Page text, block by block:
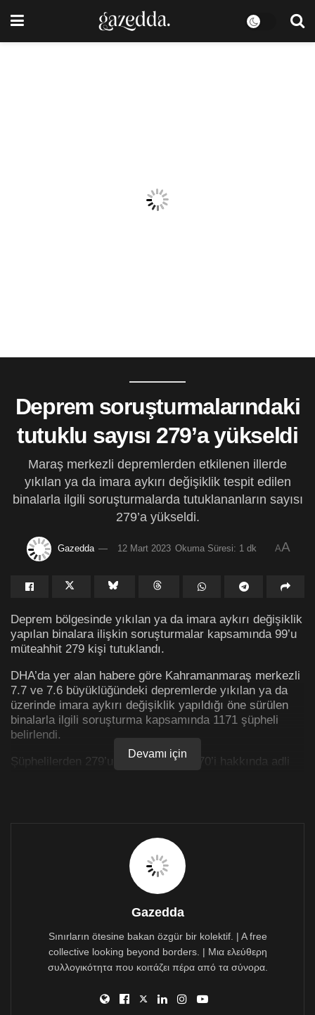
Deprem soruşturmalarındaki
tutuklu sayısı 279’a yükseldi
Maraş merkezli depremlerden etkilenen illerde
yıkılan ya da imara aykırı değişiklik tespit edilen
binalarla ilgili soruşturmalarda tutuklananların sayısı
279’a yükseldi.
Gazedda 12 Mart 2023 Okuma Süresi: 1 dk AA
Deprem bölgesinde yıkılan ya da imara aykırı değişiklik
yapılan binalara ilişkin soruşturmalar kapsamında 99’u
müteahhit 279 kişi tutuklandı.
DHA’da yer alan habere göre Kahramanmaraş merkezli
7.7 ve 7.6 büyüklüğündeki depremlerde yıkılan ya da
üzerinde imara aykırı değişiklik yapıldığı öne sürülen
binalarla ilgili soruşturma kapsamında 1171 şüpheli
belirlendi.
Şüphelilerden 279’u tutuklanırken, 370’i hakkında adli
tespit edilenlerden 22’sinin yurt dışında olduğu, 50
kişinin ise hayatını kaybettiği belirlendi. Ayrıca 103
şüpheli de ifadesi alınarak serbest bırakıldı.
Devamı için
Gazedda
Sınırların ötesine bakan özgür bir kolektif. | A free
collective looking beyond borders. | Μια ελεύθερη
συλλογικότητα που κοιτάζει πέρα από τα σύνορα.